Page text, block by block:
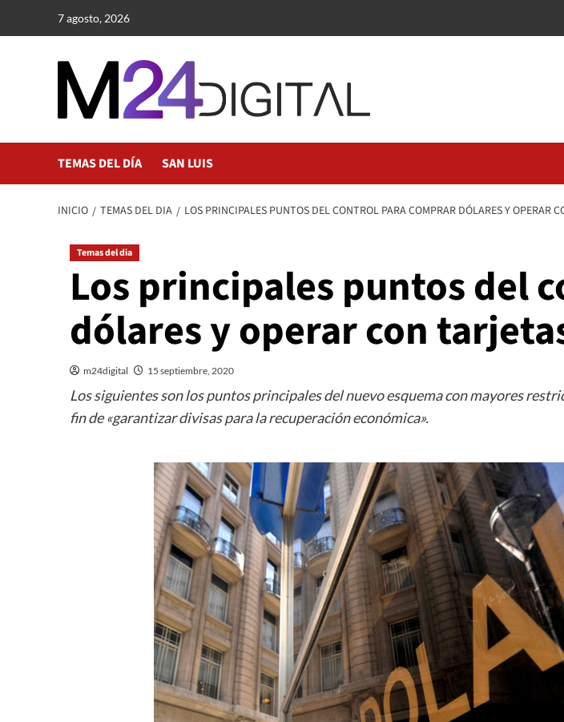
7 agosto, 2026
TEMAS DEL DÍA SAN LUIS
INICIO TEMAS DEL DIA LOS PRINCIPALES PUNTOS DEL CONTROL PARA COMPRAR DÓLARES Y OPERAR
Temas del dia
Los principales puntos del
dólares y operar con
m24digital 15 septiembre, 2020
Los siguientes son los puntos principales del nuevo esquema con mayores
fin de «garantizar divisas para la recuperación económica».